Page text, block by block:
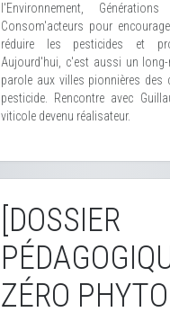
l'Environnement,
Consom'acteurs pour
réduire les pesticides et
Aujourd'hui, c'est aussi un
parole aux villes pionnières des
pesticide. Rencontre avec
viticole devenu réalisateur.
[DOSSIER
ZÉRO